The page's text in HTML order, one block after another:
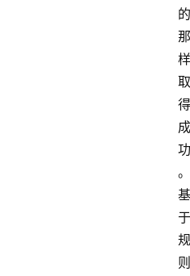
的
那
样
取
得
成
功
。
基
于
规
则